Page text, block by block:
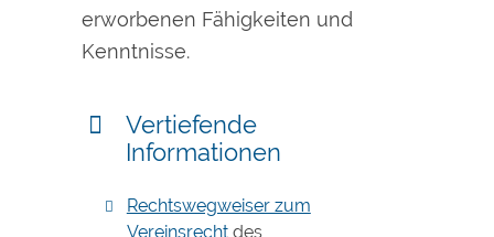
erworbenen Fähigkeiten und
Kenntnisse.
Vertiefende
Informationen
Rechtswegweiser zum
Vereinsrechtdes